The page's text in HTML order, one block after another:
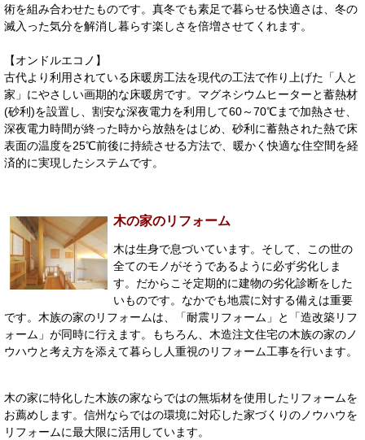
術を組み合わせたものです。真冬でも素足で暮らせる快適さは、冬の
滅入った気分を解消し暮らす楽しさを倍増させてくれます。
【オンドルエコノ】
古代より利用されている床暖房工法を現代の工法で作り上げた「人と
家」にやさしい画期的な床暖房です。マグネシウムヒーターと蓄熱材
(砂利)を設置し、割安な深夜電力を利用して60～70℃まで加熱させ、
深夜電力時間が終った時から放熱をはじめ、砂利に蓄熱された熱で床
表面の温度を25℃前後に持続させる方法で、暖かく快適な住空間を経
済的に実現したシステムです。
木の家のリフォーム
木は生身で息づいています。そして、この世の
全てのモノがそうであるように必ず劣化しま
す。だからこそ定期的に建物の劣化診断をした
いものです。なかでも地震に対する備えは重要
です。木族の家のリフォームは、「耐震リフォーム」と「造改築リフ
ォーム」が同時に行えます。もちろん、木造注文住宅の木族の家のノ
ウハウと考え方を添えて暮らし人重視のリフォーム工事を行います。
木の家に特化した木族の家ならではの無垢材を使用したリフォームを
お薦めします。信州ならではの環境に対応した家づくりのノウハウを
リフォームに最大限に活用しています。